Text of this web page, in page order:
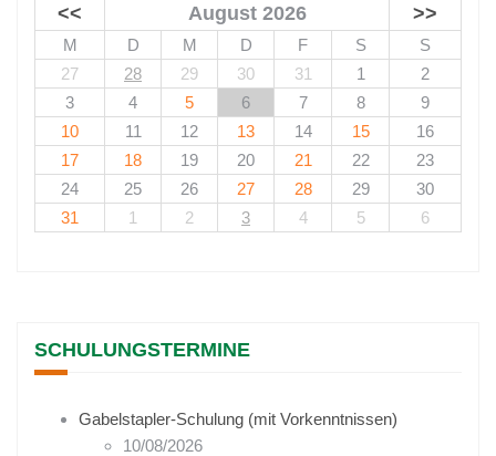
<< August 2026 >>
M D M D F S
S
27
28 29 30 31 1
2
3
4 5 6 7 8
9
10
11 12 13 14 15
16
17
18 19 20 21 22
23
24
25 26 27 28 29
30
31
1 2 3 4 5 6
SCHULUNGSTERMINE
Gabelstapler-Schulung (mit Vorkenntnissen)
10/08/2026